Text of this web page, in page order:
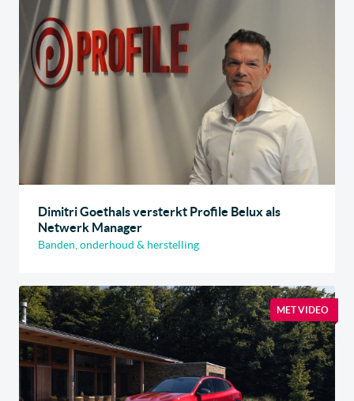
Dimitri Goethals versterkt Profile Belux als
Netwerk Manager
Banden, onderhoud & herstelling
MET VIDEO